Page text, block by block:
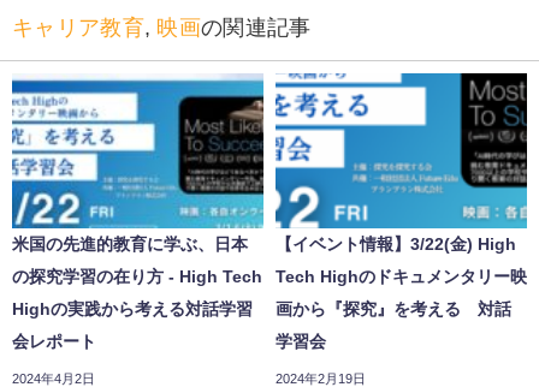
キャリア教育, 映画の関連記事
米国の先進的教育に学ぶ、日本
の探究学習の在り方 - High Tech
Highの実践から考える対話学習
会レポート
2024年4月2日
【イベント情報】3/22(金) High
Tech Highのドキュメンタリー映
画から『探究』を考える 対話
学習会
2024年2月19日